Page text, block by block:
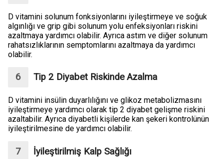
D vitamini solunum fonksiyonlarını iyileştirmeye ve soğuk
algınlığı ve grip gibi solunum yolu enfeksiyonları riskini
azaltmaya yardımcı olabilir. Ayrıca astım ve diğer solunum
rahatsızlıklarının semptomlarını azaltmaya da yardımcı
olabilir.
Tip 2 Diyabet Riskinde Azalma
D vitamini insülin duyarlılığını ve glikoz metabolizmasını
iyileştirmeye yardımcı olarak tip 2 diyabet gelişme riskini
azaltabilir. Ayrıca diyabetli kişilerde kan şekeri kontrolünün
iyileştirilmesine de yardımcı olabilir.
İyileştirilmiş Kalp Sağlığı